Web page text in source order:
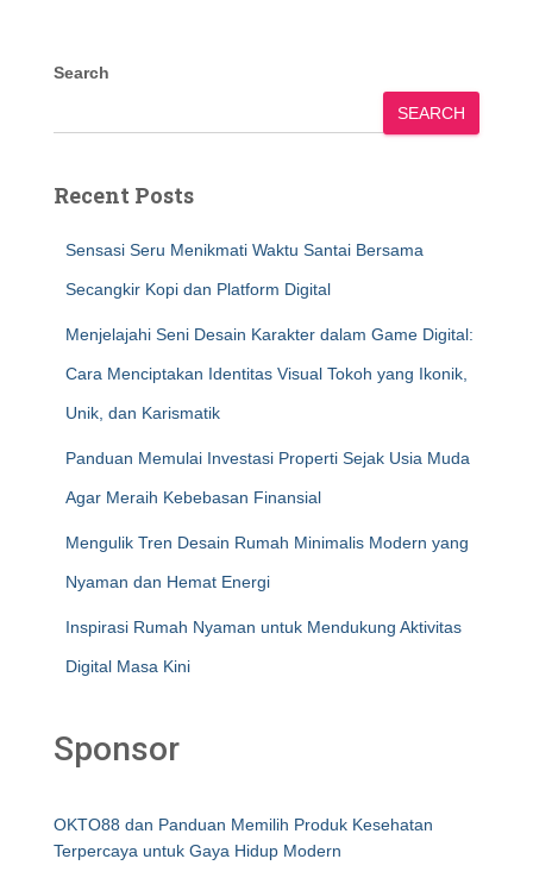
Search
SEARCH
Recent Posts
Sensasi Seru Menikmati Waktu Santai Bersama
Secangkir Kopi dan Platform Digital
Menjelajahi Seni Desain Karakter dalam Game Digital:
Cara Menciptakan Identitas Visual Tokoh yang Ikonik,
Unik, dan Karismatik
Panduan Memulai Investasi Properti Sejak Usia Muda
Agar Meraih Kebebasan Finansial
Mengulik Tren Desain Rumah Minimalis Modern yang
Nyaman dan Hemat Energi
Inspirasi Rumah Nyaman untuk Mendukung Aktivitas
Digital Masa Kini
Sponsor
OKTO88 dan Panduan Memilih Produk Kesehatan
Terpercaya untuk Gaya Hidup Modern